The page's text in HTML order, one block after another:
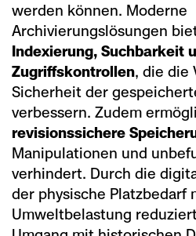
werden können. Moderne
Archivierungslösungen
Indexierung, Suchbarkeit
Zugriffskontrollen, die die
Sicherheit der
verbessern. Zudem
revisionssichere
Manipulationen und
verhindert. Durch die
der physische Platzbedarf
Umweltbelastung